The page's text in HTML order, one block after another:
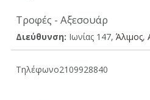
Τροφές - Αξεσουάρ
Διεύθυνση: Ιωνίας 147, Άλιμος,
Τηλέφωνο2109928840